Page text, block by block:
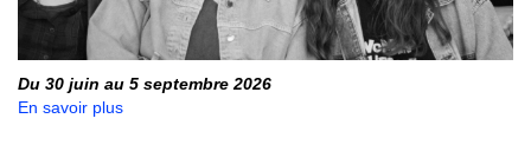
Du 30 juin au 5 septembre 2026
En savoir plus